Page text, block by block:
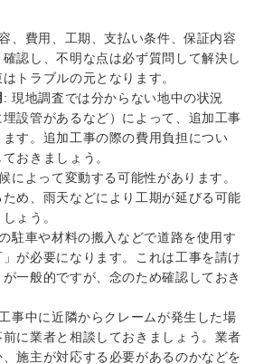
、費用、工期、支払い条件、保証内容
認し、不明な点は必ず質問して解決し
トラブルの元となります。
: 現地調査では分からない地中の状況
埋設管があるなど）によって、追加工事
す。追加工事の際の費用負担につい
おきましょう。
によって変動する可能性があります。
め、雨天などにより工期が延びる可能
ょう。
駐車や材料の搬入などで道路を使用す
が必要になります。これは工事を請け
一般的ですが、念のため確認しておき
事中に近隣からクレームが発生した場
に業者と相談しておきましょう。業者
施主が対応する必要があるのかなどを